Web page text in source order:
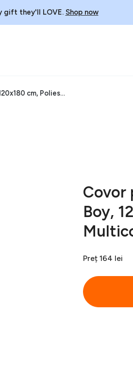
gift they'll LOVE. Shop now
Covor pentru copii, Baby Boy, 120x180 cm, Poliester, Multicolor
Covor
Boy,
Preț 164 lei